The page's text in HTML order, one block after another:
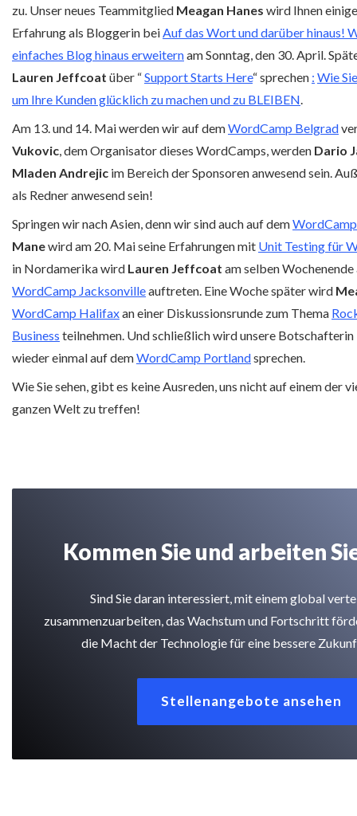
zu. Unser neues Teammitglied Meagan Hanes wird Ihnen
Erfahrung als Bloggerin bei Auf das Wort und darüber hinaus!
einfaches Blog hinaus erweiternam Sonntag, den 30. April.
Lauren Jeffcoat über “Support Starts Here“ sprechen : Wie
um Ihre Kunden glücklich zu machen und zu BLEIBEN
Am 13. und 14. Mai werden wir auf demWordCamp Belgrad
Vukovic , dem Organisator dieses WordCamps, werden Dario
Mladen Andrejic im Bereich der Sponsoren anwesend sein.
als Redner anwesend sein!
Springen wir nach Asien, denn wir sind auch auf dem
Manewird am 20. Mai seine Erfahrungen mit Unit Testing für
in Nordamerika wird Lauren Jeffcoat am selben
WordCamp Jacksonvilleauftreten. Eine Woche später wird
WordCamp Halifaxan einer Diskussionsrunde zum Thema
Business teilnehmen. Und schließlich wird unsere Botschafterin
wieder einmal auf demWordCamp Portlandsprechen.
Wie Sie sehen, gibt es keine Ausreden, uns nicht auf einem der
ganzen Welt zu treffen!
Kommen Sie und arbeiten
Sind Sie daran interessiert, mit einem global
zusammenzuarbeiten, das Wachstum und Fortschritt
die Macht der Technologie für eine bessere
Stellenangebote ansehen